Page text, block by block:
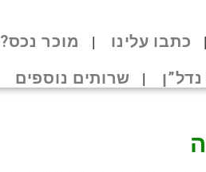
כתבו עלינו מוכר נכס?
שרותים נוספים